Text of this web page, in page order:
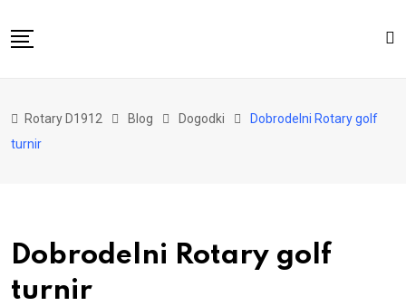
to
O nas
Kontakt
Rotary D1912 Blog Dogodki
Dobrodelni Rotary golf
turnir
Dobrodelni Rotary golf
turnir